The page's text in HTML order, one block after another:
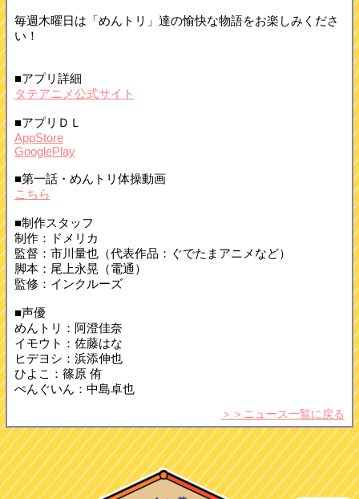
毎週木曜日は「めんトリ」達の愉快な物語をお楽しみくださ
い！
■アプリ詳細
タテアニメ公式サイト
■アプリＤＬ
AppStore
GooglePlay
■第一話・めんトリ体操動画
こちら
■制作スタッフ
制作：ドメリカ
監督：市川量也（代表作品：ぐでたまアニメなど）
脚本：尾上永晃（電通）
監修：インクルーズ
■声優
めんトリ：阿澄佳奈
イモウト：佐藤はな
ヒデヨシ：浜添伸也
ひよこ：篠原 侑
ぺんぐいん：中島卓也
＞＞ニュース一覧に戻る